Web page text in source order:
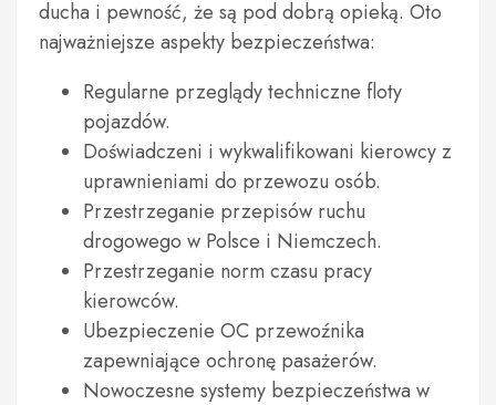
ducha i pewność, że są pod dobrą opieką. Oto
najważniejsze aspekty bezpieczeństwa:
Regularne przeglądy techniczne floty
pojazdów.
Doświadczeni i wykwalifikowani kierowcy z
uprawnieniami do przewozu osób.
Przestrzeganie przepisów ruchu
drogowego w Polsce i Niemczech.
Przestrzeganie norm czasu pracy
kierowców.
Ubezpieczenie OC przewoźnika
zapewniające ochronę pasażerów.
Nowoczesne systemy bezpieczeństwa w